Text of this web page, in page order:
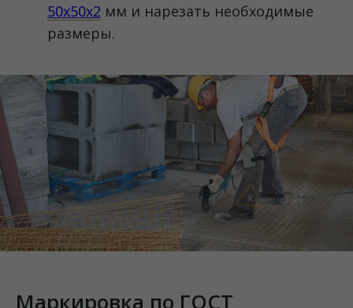
50х50х2 мм и нарезать необходимые
размеры.
Маркировка по ГОСТ